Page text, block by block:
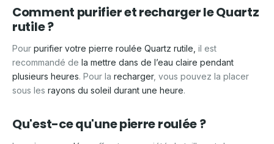
Comment purifier et recharger le Quartz
rutile ?
Pour purifier votre pierre roulée Quartz rutile, il est
recommandé de la mettre dans de l’eau claire pendant
plusieurs heures. Pour la recharger, vous pouvez la placer
sous les rayons du soleil durant une heure.
Qu'est-ce qu'une pierre roulée ?